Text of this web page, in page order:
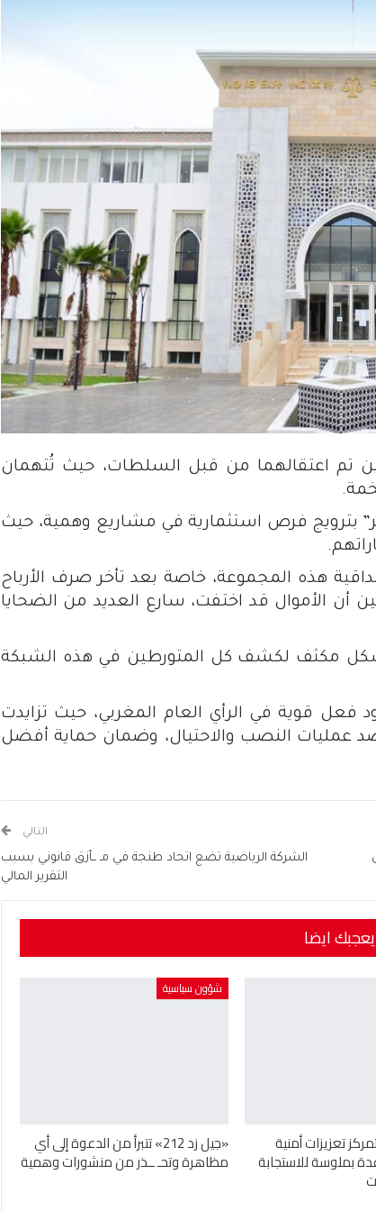
تم اعتقالهما من قبل السلطات، حيث تُتهمان
بترويج فرص استثمارية في مشاريع وهمية، حيث
هذه المجموعة، خاصة بعد تأخر صرف الأرباح
أن الأموال قد اختفت، سارع العديد من الضحايا
مكثف لكشف كل المتورطين في هذه الشبكة
فعل قوية في الرأي العام المغربي، حيث تزايدت
ضد عمليات النصب والاحتيال، وضمان حماية أفضل
التالي
الشركة الرياضية تضع اتحاد طنجة في مـ ــأزق قانوني بسبب
التقرير المالي
ايضا
تعزيزات أمنية
بملوسة للاستجابة
شؤون سياسية
«جيل زد 212» تتبرأ من الدعوة إلى أي
مظاهرة وتحـ ــذر من منشورات وهمية